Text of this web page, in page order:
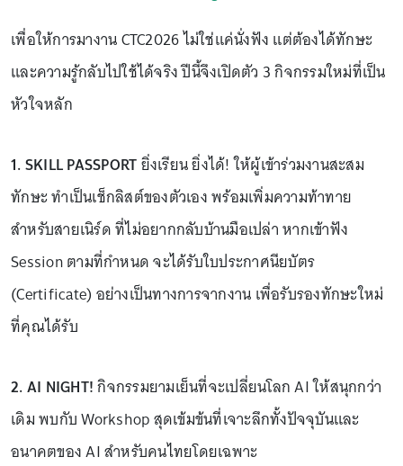
เพื่อให้การมางาน CTC2026 ไม่ใช่แค่นั่งฟัง แต่ต้องได้ทักษะ
และความรู้กลับไปใช้ได้จริง ปีนี้จึงเปิดตัว 3 กิจกรรมใหม่ที่เป็น
หัวใจหลัก
1. SKILL PASSPORTยิ่งเรียน ยิ่งได้! ให้ผู้เข้าร่วมงานสะสม
ทักษะ ทำเป็นเช็กลิสต์ของตัวเอง พร้อมเพิ่มความท้าทาย
สำหรับสายเนิร์ด ที่ไม่อยากกลับบ้านมือเปล่า หากเข้าฟัง
Session ตามที่กำหนด จะได้รับใบประกาศนียบัตร
(Certificate) อย่างเป็นทางการจากงาน เพื่อรับรองทักษะใหม่
ที่คุณได้รับ
2. AI NIGHT!กิจกรรมยามเย็นที่จะเปลี่ยนโลก AI ให้สนุกกว่า
เดิม พบกับ Workshop สุดเข้มข้นที่เจาะลึกทั้งปัจจุบันและ
อนาคตของ AI สำหรับคนไทยโดยเฉพาะ